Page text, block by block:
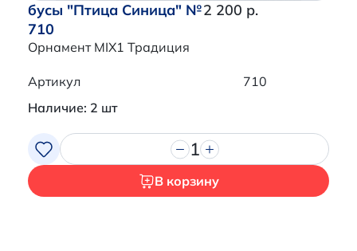
бусы "Птица Синица" №
710
Орнамент MIX1 Традиция
2 200 р.
Артикул
710
Наличие: 2 шт
1
В корзину